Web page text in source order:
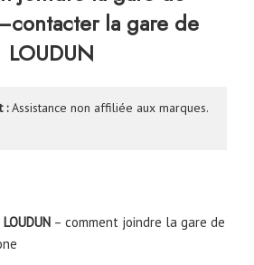
la gare de
LOUDUN
:Assistance non affiliée aux marques.
LOUDUN – comment joindre la gare de